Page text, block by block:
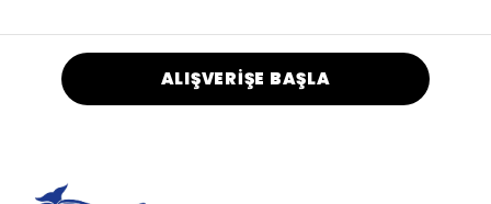
ALIŞVERİŞE BAŞLA